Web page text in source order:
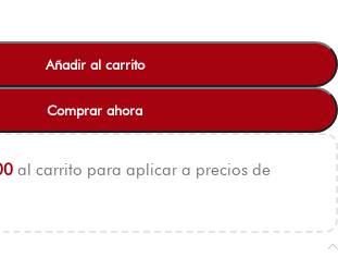
Añadir al carrito
Comprar ahora
al carrito para aplicar a precios de